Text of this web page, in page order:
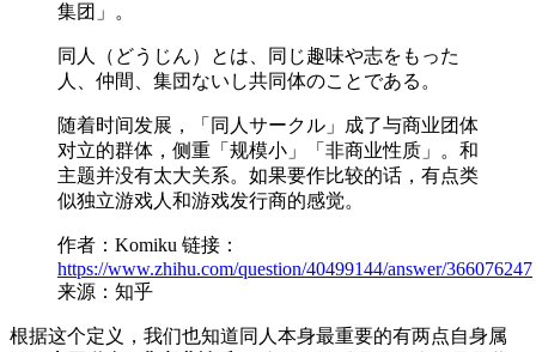
集团」。
同人（どうじん）とは、同じ趣味や志をもった
人、仲間、集団ないし共同体のことである。
随着时间发展，「同人サークル」成了与商业团体
对立的群体，侧重「规模小」「非商业性质」。和
主题并没有太大关系。如果要作比较的话，有点类
似独立游戏人和游戏发行商的感觉。
作者：Komiku 链接：
https://www.zhihu.com/question/40499144/answer/366076247
来源：知乎
根据这个定义，我们也知道同人本身最重要的有两点自身属